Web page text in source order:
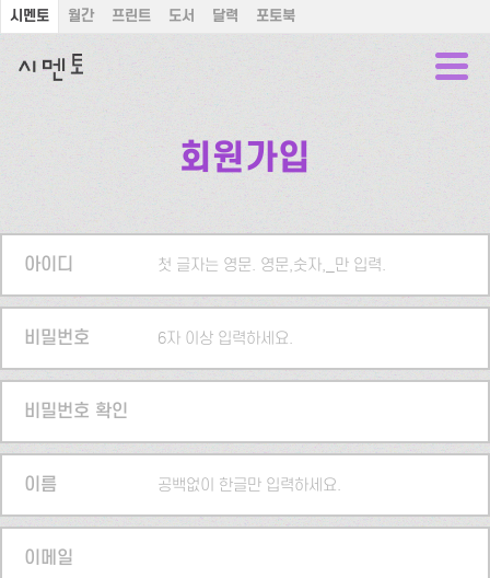
시멘토 월간 프린트 도서 달력 포토북
회원가입
아이디 첫 글자는 영문. 영문,숫자,_만 입력.
비밀번호 6자 이상 입력하세요.
비밀번호 확인
이름 공백없이 한글만 입력하세요.
이메일